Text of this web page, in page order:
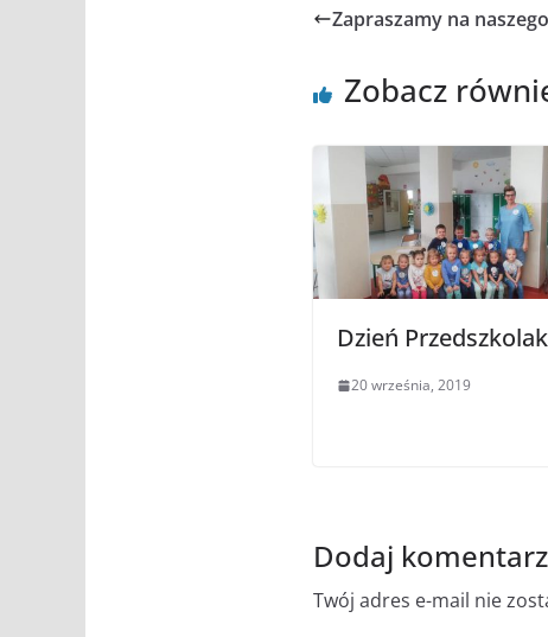
Zapraszamy na
Zobacz
Dzień
20 września, 2019
Dodaj komentarz
Twój adres e-mail nie